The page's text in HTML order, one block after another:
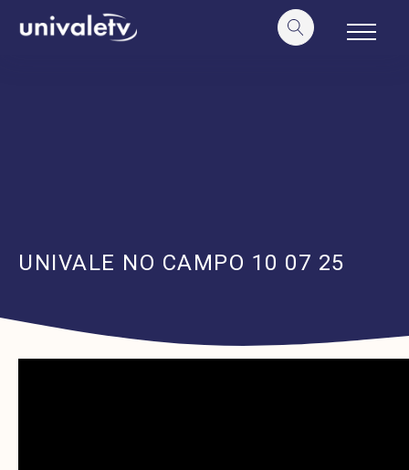
conteúdo
UNIVALE NO CAMPO 10 07 25